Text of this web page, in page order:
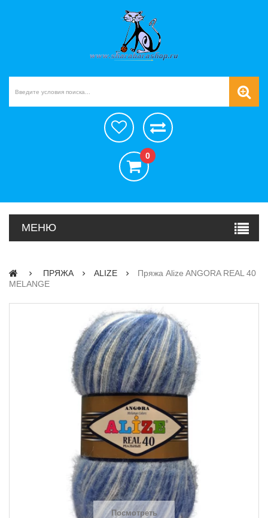
0
МЕНЮ
ПРЯЖА ALIZE
Пряжа Alize ANGORA REAL 40
MELANGE
Посмотреть